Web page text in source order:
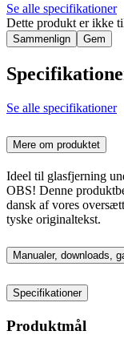
Se alle specifikationer
Dette produkt er ikke
Sammenlign Gem
Se alle specifikationer
Mere om produktet
Ideel til glasfjerning
OBS! Denne
dansk af vores
tyske originaltekst.
Manualer, downloads,
Specifikationer
Produktmål